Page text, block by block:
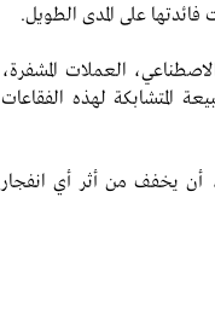
فائدتها على المدى الطويل.
العملات المشفرة،
المتشابكة لهذه الفقاعات
أن يخفف من أثر أي انفجار